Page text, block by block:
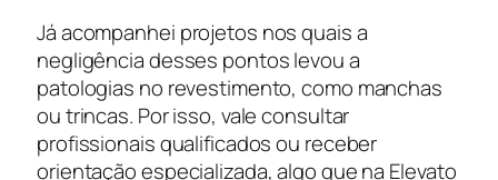
Já acompanhei projetos nos quais a
negligência desses pontos levou a
patologias no revestimento, como manchas
ou trincas. Por isso, vale consultar
profissionais qualificados ou receber
orientação especializada, algo que na Elevato